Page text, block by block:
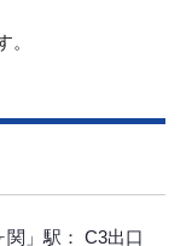
。
」駅： C3出口